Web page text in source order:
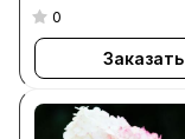
0
Заказать